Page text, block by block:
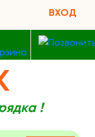
ВХОД
!